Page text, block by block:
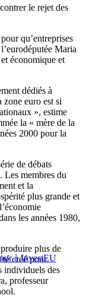
le rejet des
qu’entreprises
Maria
économique et
dédiés à
zone euro est si
», estime
la « mère de la
2000 pour la
de débats
Les membres du
et la
plus grande et
les années 1980,
à InvestEU
plus de
créé pour
individuels des
professeur